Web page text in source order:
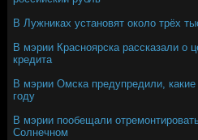
В Лужниках установят около трёх
В мэрии Красноярска рассказали о
кредита
В мэрии Омска предупредили,
году
В мэрии пообещали
Солнечном